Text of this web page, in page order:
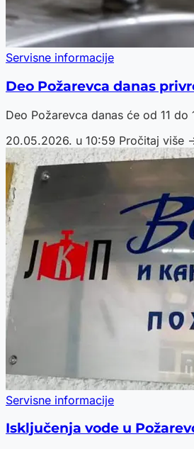
Servisne informacije
Deo Požarevca danas
Deo Požarevca danas će od 11
20.05.2026. u 10:59 Pročitaj više
Servisne informacije
Isključenja vode u